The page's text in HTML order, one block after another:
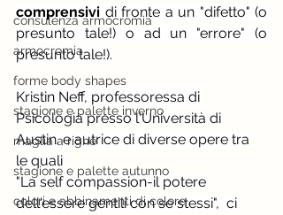
consulenza armocromia
armocromia
forme body shapes
stagione e palette inverno
maglia a righe
stagione e palette autunno
colori e abbinamenti di colore
comprensivi di fronte a un "difetto" (o
presunto tale!) o ad un "errore" (o
presunto tale!).
Kristin Neff, professoressa di
Psicologia presso l'Università di
Austin. e autrice di diverse opere tra
le quali
"La self compassion-il potere
dell'essere gentili con se stessi",  ci